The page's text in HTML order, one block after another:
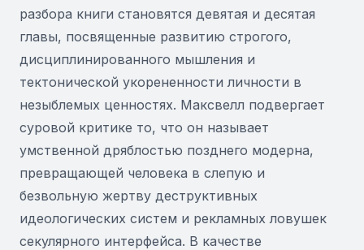
разбора книги становятся девятая и десятая
главы, посвященные развитию строгого,
дисциплинированного мышления и
тектонической укорененности личности в
незыблемых ценностях. Максвелл подвергает
суровой критике то, что он называет
умственной дряблостью позднего модерна,
превращающей человека в слепую и
безвольную жертву деструктивных
идеологических систем и рекламных ловушек
секулярного интерфейса. В качестве